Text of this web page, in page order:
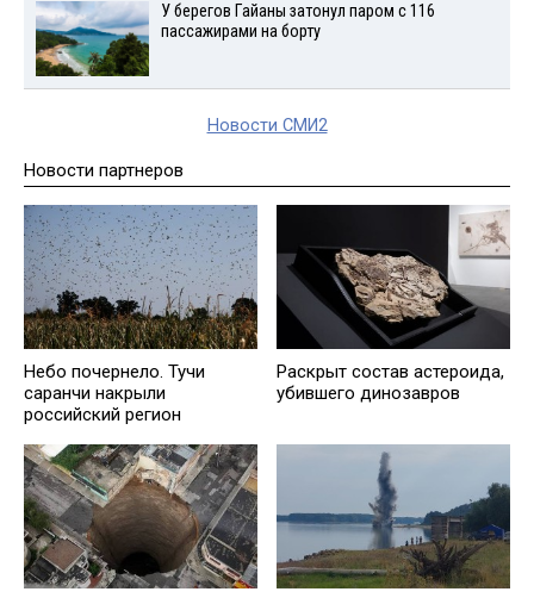
У берегов Гайаны затонул паром с 116
пассажирами на борту
Новости СМИ2
Новости партнеров
Небо почернело. Тучи
саранчи накрыли
российский регион
Раскрыт состав астероида,
убившего динозавров